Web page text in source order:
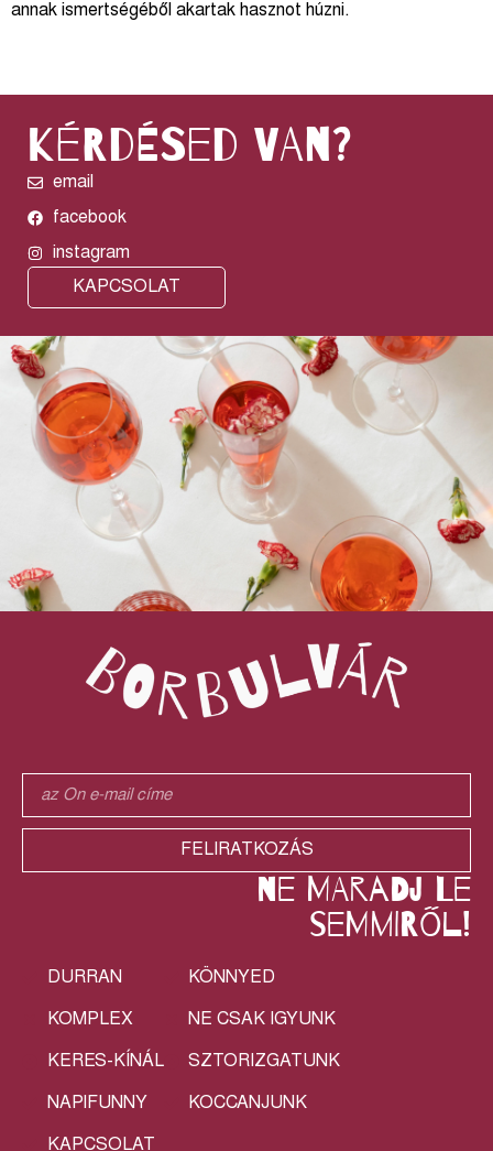
annak ismertségéből akartak hasznot húzni.
kérdésed van?
email
facebook
instagram
KAPCSOLAT
FELIRATKOZÁS
ne maradj le
semmiről!
DURRAN
KOMPLEX
KERES-KÍNÁL
NAPIFUNNY
KAPCSOLAT
KÖNNYED
NE CSAK IGYUNK
SZTORIZGATUNK
KOCCANJUNK